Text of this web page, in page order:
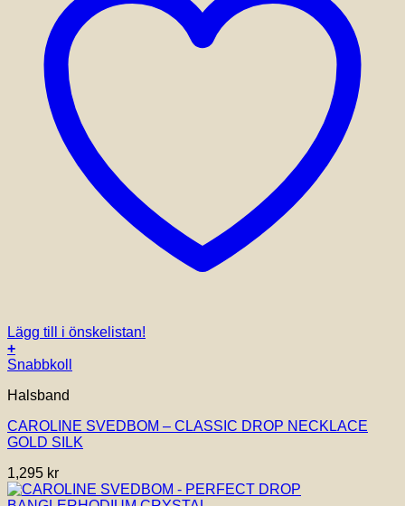
Lägg till i önskelistan!
+
Snabbkoll
Halsband
CAROLINE SVEDBOM – CLASSIC DROP NECKLACE
GOLD SILK
1,295 kr